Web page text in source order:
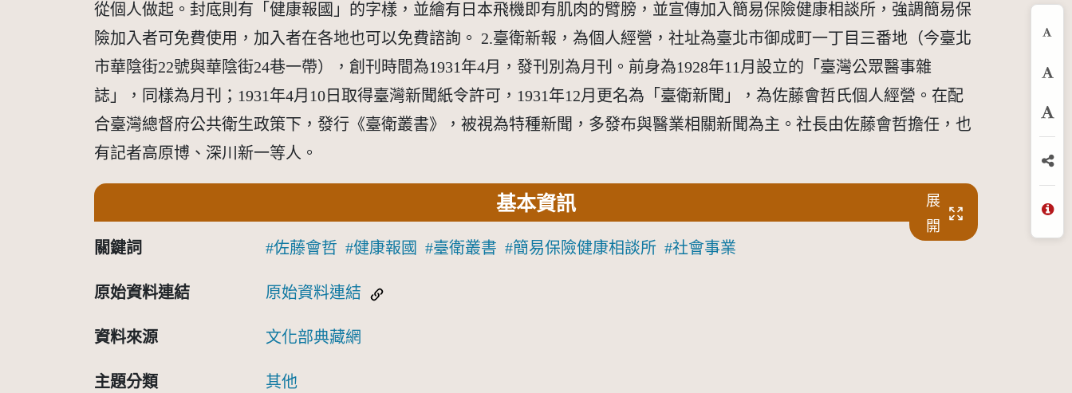
從個人做起。封底則有「健康報國」的字樣，並繪有日本飛機即有肌肉的臂膀，並宣傳加入簡易保險健康相談所，強調簡易保
險加入者可免費使用，加入者在各地也可以免費諮詢。 2.臺衛新報，為個人經營，社址為臺北市御成町一丁目三番地（今臺北
市華陰街22號與華陰街24巷一帶），創刊時間為1931年4月，發刊別為月刊。前身為1928年11月設立的「臺灣公眾醫事雜
誌」，同樣為月刊；1931年4月10日取得臺灣新聞紙令許可，1931年12月更名為「臺衛新聞」，為佐藤會哲氏個人經營。在配
合臺灣總督府公共衛生政策下，發行《臺衛叢書》，被視為特種新聞，多發布與醫業相關新聞為主。社長由佐藤會哲擔任，也
有記者高原博、深川新一等人。
基本資訊
展
開
關鍵詞 佐藤會哲 健康報國 臺衛叢書 簡易保險健康相談所 社會事業
原始資料連結 原始資料連結
資料來源 文化部典藏網
主題分類 其他
放
分